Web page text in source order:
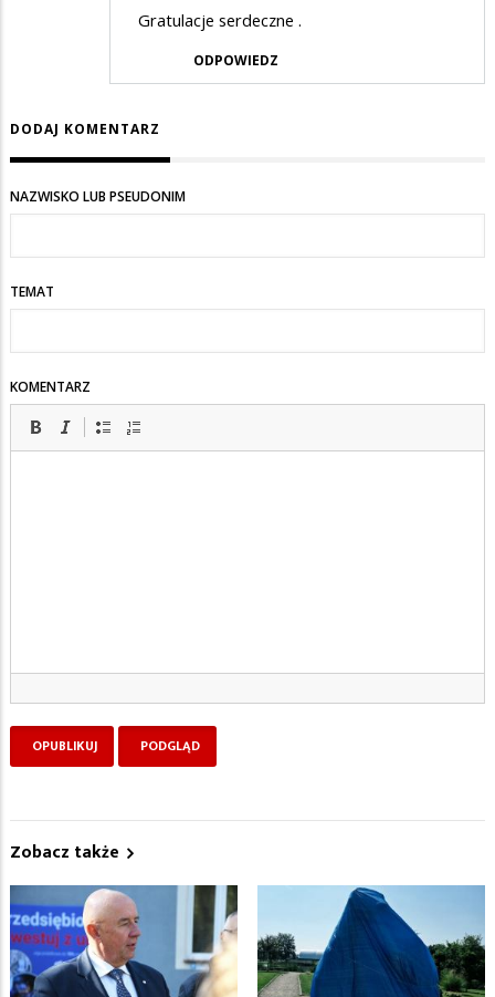
Gratulacje serdeczne .
ODPOWIEDZ
DODAJ KOMENTARZ
NAZWISKO LUB PSEUDONIM
TEMAT
KOMENTARZ
Zobacz także